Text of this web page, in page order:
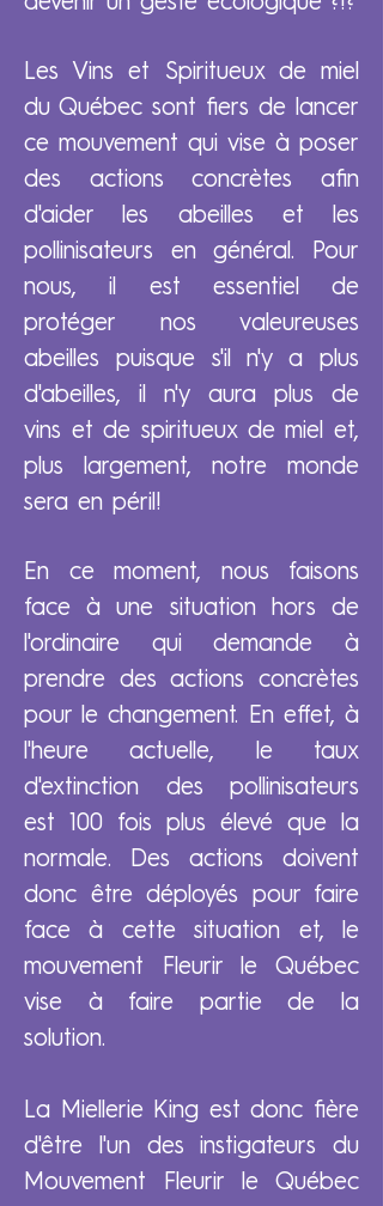
Les Vins et Spiritueux de miel
du Québec sont fiers de lancer
ce mouvement qui vise à poser
des actions concrètes afin
d'aider les abeilles et les
pollinisateurs en général. Pour
nous, il est essentiel de
protéger nos valeureuses
abeilles puisque s'il n'y a plus
d'abeilles, il n'y aura plus de
vins et de spiritueux de miel et,
plus largement, notre monde
sera en péril!
En ce moment, nous faisons
face à une situation hors de
l'ordinaire qui demande à
prendre des actions concrètes
pour le changement. En effet, à
l'heure actuelle, le taux
d'extinction des pollinisateurs
est 100 fois plus élevé que la
normale. Des actions doivent
donc être déployés pour faire
face à cette situation et, le
mouvement Fleurir le Québec
vise à faire partie de la
solution.
La Miellerie King est donc fière
d'être l'un des instigateurs du
Mouvement Fleurir le Québec